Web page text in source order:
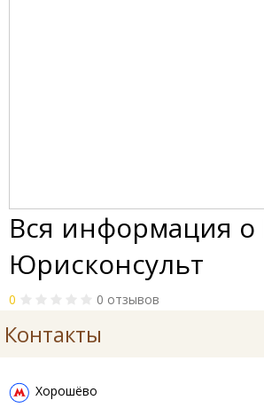
Вся информация
Юрисконсульт
0 0 отзывов
Контакты
Хорошёво